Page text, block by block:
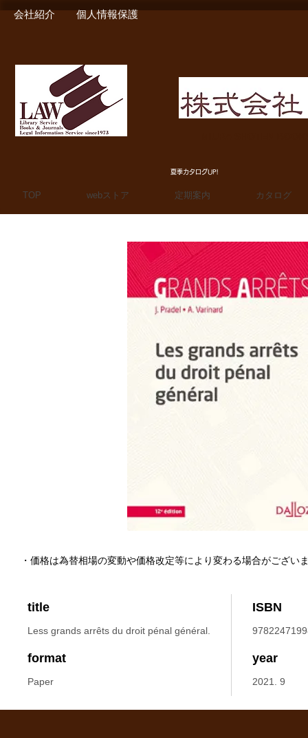
会社紹介 個人情報保護
夏季カタログUP!
TOP webストア 定期案内 カタログ
title
Less grands arrêts du droit pénal général.
ISBN
format
Paper
year
2021. 9
・価格は為替相場の変動や価格改定等により変わる場合がござい